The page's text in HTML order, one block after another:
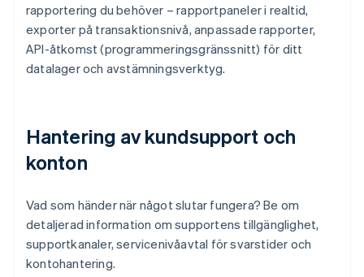
rapportering du behöver – rapportpaneler i realtid,
exporter på transaktionsnivå, anpassade rapporter,
API-åtkomst (programmeringsgränssnitt) för ditt
datalager och avstämningsverktyg.
Hantering av kundsupport och
konton
Vad som händer när något slutar fungera? Be om
detaljerad information om supportens tillgänglighet,
supportkanaler, servicenivåavtal för svarstider och
kontohantering.